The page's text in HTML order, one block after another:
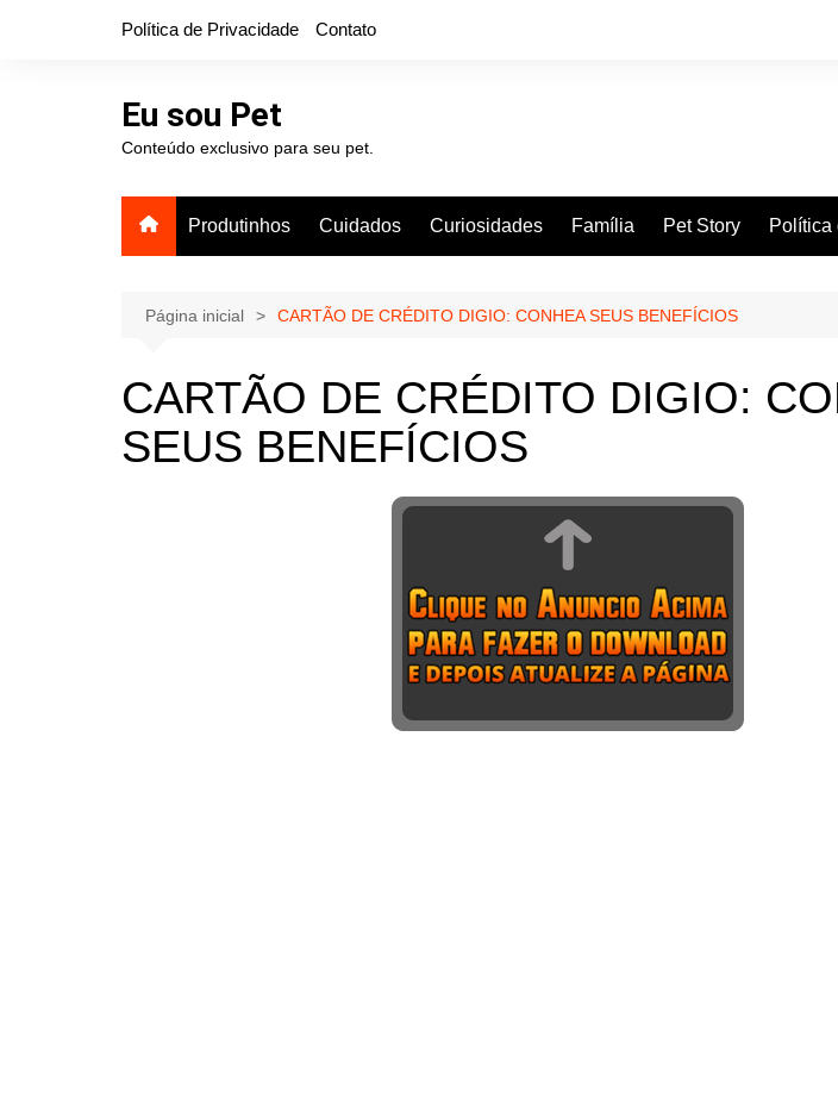
Política de Privacidade Contato
Eu sou Pet
Conteúdo exclusivo para seu pet.
Produtinhos Cuidados Curiosidades Família Pet Story Política
Página inicial CARTÃO DE CRÉDITO DIGIO: CONHEA SEUS BENEFÍCIOS
CARTÃO DE CRÉDITO DIGIO:
SEUS BENEFÍCIOS